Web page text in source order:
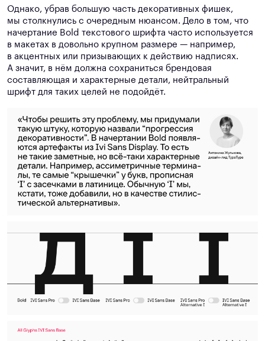
Однако, убрав большую часть декоративных фишек,
мы столкнулись с очередным нюансом. Дело в том, что
начертание Bold текстового шрифта часто используется
в макетах в довольно крупном размере — например,
в акцентных или призывающих к действию надписях.
А значит, в нём должна сохраниться брендовая
составляющая и характерные детали, нейтральный
шрифт для таких целей не подойдёт.